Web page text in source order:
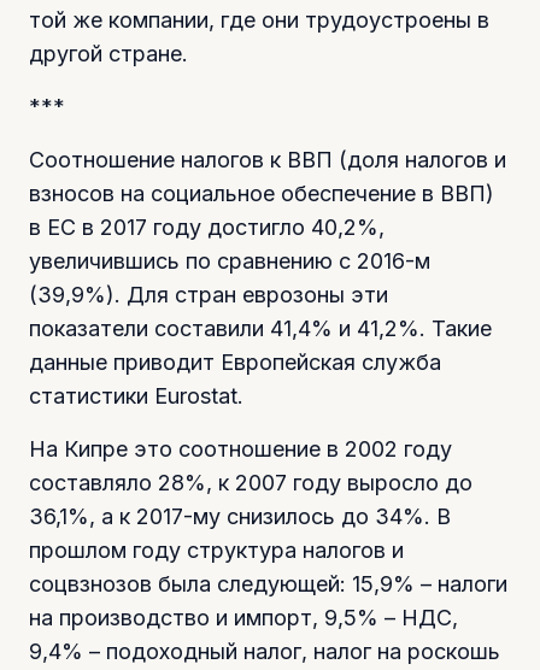
той же компании, где они трудоустроены в
другой стране.
***
Соотношение налогов к ВВП (доля налогов и
взносов на социальное обеспечение в ВВП)
в ЕС в 2017 году достигло 40,2%,
увеличившись по сравнению с 2016-м
(39,9%). Для стран еврозоны эти
показатели составили 41,4% и 41,2%. Такие
данные приводит Европейская служба
статистики Eurostat.
На Кипре это соотношение в 2002 году
составляло 28%, к 2007 году выросло до
36,1%, а к 2017-му снизилось до 34%. В
прошлом году структура налогов и
соцвзнозов была следующей: 15,9% – налоги
на производство и импорт, 9,5% – НДС,
9,4% – подоходный налог, налог на роскошь